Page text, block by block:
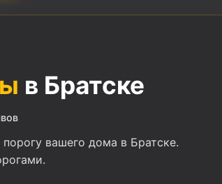
в Братске
вашего дома в Братске.